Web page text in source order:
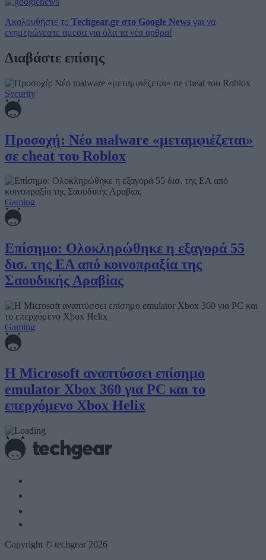
Ακολουθήστε το Techgear.gr στο Google News για να
ενημερώνεστε άμεσα για όλα τα νέα άρθρα!
Διαβάστε επίσης
Security
Προσοχή: Νέο malware «μεταμφιέζεται»
σε cheat του Roblox
Gaming
Επίσημο: Ολοκληρώθηκε η εξαγορά 55
δισ. της EA από κοινοπραξία της
Σαουδικής Αραβίας
Gaming
Η Microsoft αναπτύσσει επίσημο
emulator Xbox 360 για PC και το
επερχόμενο Xbox Helix
Copyright © techgear 2026